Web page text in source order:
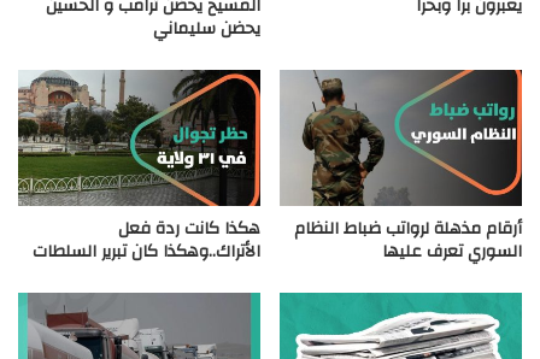
يحضن سليماني
أرقام مذهلة لرواتب ضباط النظام
السوري تعرف عليها
هكذا كانت ردة فعل
الأتراك..وهكذا كان تبرير السلطات